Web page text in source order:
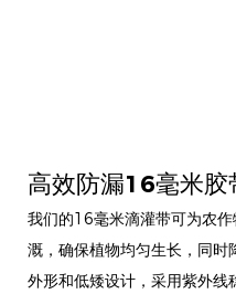
高效防漏16毫米胶
我们的16毫米滴灌带可为农
溉，确保植物均匀生长，同
外形和低矮设计，采用紫外线